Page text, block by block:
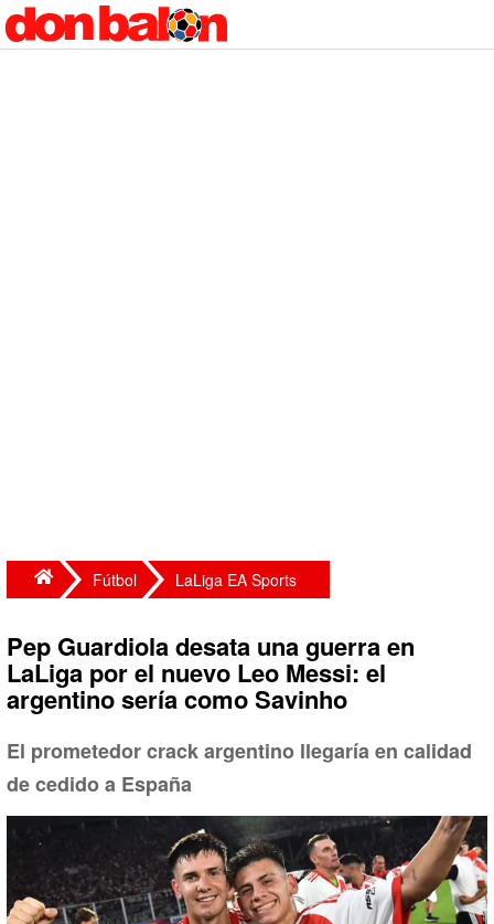
Fútbol LaLiga EA Sports
Pep Guardiola desata una guerra en
LaLiga por el nuevo Leo Messi: el
argentino sería como Savinho
El prometedor crack argentino llegaría en calidad
de cedido a España